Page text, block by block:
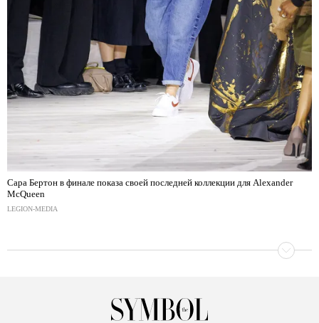
Сара Бертон в финале показа своей последней коллекции для Alexander
McQueen
LEGION-MEDIA